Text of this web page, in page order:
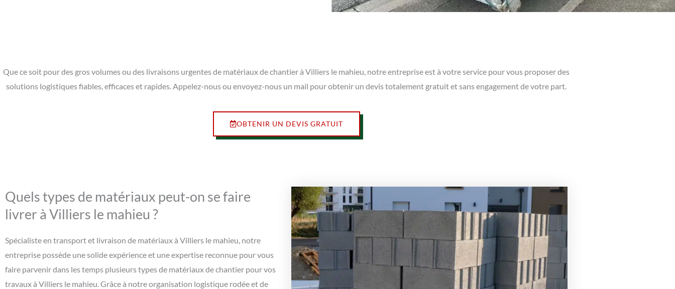
Que ce soit pour des gros volumes ou des livraisons urgentes de matériaux de chantier à Villiers le mahieu, notre entreprise est à votre service pour vous proposer des
solutions logistiques fiables, efficaces et rapides. Appelez-nous ou envoyez-nous un mail pour obtenir un devis totalement gratuit et sans engagement de votre part.
OBTENIR UN DEVIS GRATUIT
Quels types de matériaux peut-on se faire
livrer à Villiers le mahieu ?
Spécialiste en transport et livraison de matériaux à Villiers le mahieu, notre
entreprise possède une solide expérience et une expertise reconnue pour vous
faire parvenir dans les temps plusieurs types de matériaux de chantier pour vos
travaux à Villiers le mahieu. Grâce à notre organisation logistique rodée et de